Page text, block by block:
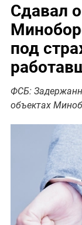
Сдавал
под
ФСБ:
объектах